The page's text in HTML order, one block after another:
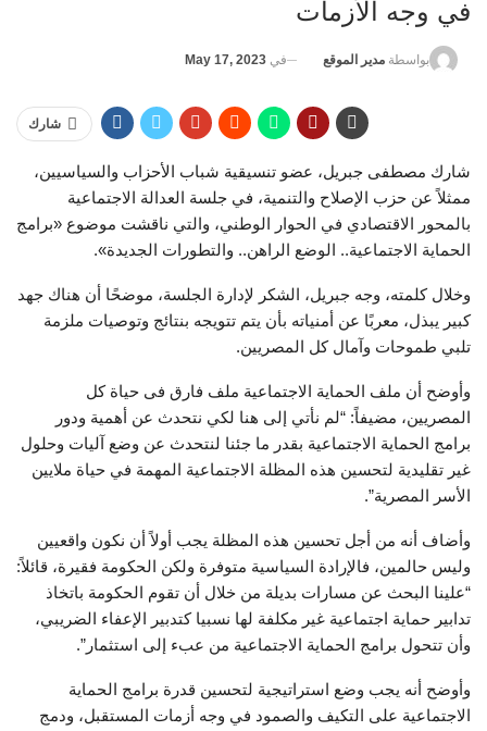
في وجه الأزمات
بواسطة مدير الموقع في May 17, 2023
شارك
شارك مصطفى جبريل، عضو تنسيقية شباب الأحزاب والسياسيين،
ممثلاً عن حزب الإصلاح والتنمية، في جلسة العدالة الاجتماعية
بالمحور الاقتصادي في الحوار الوطني، والتي ناقشت موضوع «برامج
الحماية الاجتماعية.. الوضع الراهن.. والتطورات الجديدة».
وخلال كلمته، وجه جبريل، الشكر لإدارة الجلسة، موضحًا أن هناك جهد
كبير يبذل، معربًا عن أمنياته بأن يتم تتويجه بنتائج وتوصيات ملزمة
تلبي طموحات وآمال كل المصريين.
وأوضح أن ملف الحماية الاجتماعية ملف فارق فى حياة كل
المصريين، مضيفاً: “لم نأتي إلى هنا لكي نتحدث عن أهمية ودور
برامج الحماية الاجتماعية بقدر ما جئنا لنتحدث عن وضع آليات وحلول
غير تقليدية لتحسين هذه المظلة الاجتماعية المهمة في حياة ملايين
الأسر المصرية”.
وأضاف أنه من أجل تحسين هذه المظلة يجب أولاً أن نكون واقعيين
وليس حالمين، فالإرادة السياسية متوفرة ولكن الحكومة فقيرة، قائلاً:
“علينا البحث عن مسارات بديلة من خلال أن تقوم الحكومة باتخاذ
تدابير حماية اجتماعية غير مكلفة لها نسبيا كتدبير الإعفاء الضريبي،
وأن تتحول برامج الحماية الاجتماعية من عبء إلى استثمار”.
وأوضح أنه يجب وضع استراتيجية لتحسين قدرة برامج الحماية
الاجتماعية على التكيف والصمود في وجه أزمات المستقبل، ودمج